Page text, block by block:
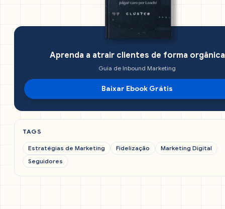
Aprenda a atrair clientes de forma orgânica
Guia de Inbound Marketing
Baixar Ebook Grátis
TAGS
Estratégias de Marketing Fidelização
Marketing Digital
Seguidores